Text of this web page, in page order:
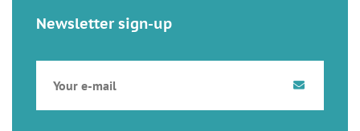
Newsletter sign-up